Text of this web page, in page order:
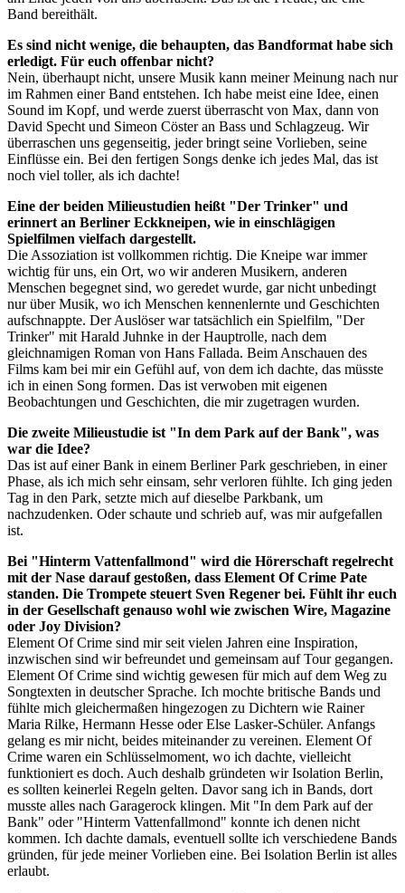
Band bereithält.
Es sind nicht wenige, die behaupten, das Bandformat habe sich
erledigt. Für euch offenbar nicht?
Nein, überhaupt nicht, unsere Musik kann meiner Meinung nach nur
im Rahmen einer Band entstehen. Ich habe meist eine Idee, einen
Sound im Kopf, und werde zuerst überrascht von Max, dann von
David Specht und Simeon Cöster an Bass und Schlagzeug. Wir
überraschen uns gegenseitig, jeder bringt seine Vorlieben, seine
Einflüsse ein. Bei den fertigen Songs denke ich jedes Mal, das ist
noch viel toller, als ich dachte!
Eine der beiden Milieustudien heißt "Der Trinker" und
erinnert an Berliner Eckkneipen, wie in einschlägigen
Spielfilmen vielfach dargestellt.
Die Assoziation ist vollkommen richtig. Die Kneipe war immer
wichtig für uns, ein Ort, wo wir anderen Musikern, anderen
Menschen begegnet sind, wo geredet wurde, gar nicht unbedingt
nur über Musik, wo ich Menschen kennenlernte und Geschichten
aufschnappte. Der Auslöser war tatsächlich ein Spielfilm, "Der
Trinker" mit Harald Juhnke in der Hauptrolle, nach dem
gleichnamigen Roman von Hans Fallada. Beim Anschauen des
Films kam bei mir ein Gefühl auf, von dem ich dachte, das müsste
ich in einen Song formen. Das ist verwoben mit eigenen
Beobachtungen und Geschichten, die mir zugetragen wurden.
Die zweite Milieustudie ist "In dem Park auf der Bank", was
war die Idee?
Das ist auf einer Bank in einem Berliner Park geschrieben, in einer
Phase, als ich mich sehr einsam, sehr verloren fühlte. Ich ging jeden
Tag in den Park, setzte mich auf dieselbe Parkbank, um
nachzudenken. Oder schaute und schrieb auf, was mir aufgefallen
ist.
Bei "Hinterm Vattenfallmond" wird die Hörerschaft regelrecht
mit der Nase darauf gestoßen, dass Element Of Crime Pate
standen. Die Trompete steuert Sven Regener bei. Fühlt ihr euch
in der Gesellschaft genauso wohl wie zwischen Wire, Magazine
oder Joy Division?
Element Of Crime sind mir seit vielen Jahren eine Inspiration,
inzwischen sind wir befreundet und gemeinsam auf Tour gegangen.
Element Of Crime sind wichtig gewesen für mich auf dem Weg zu
Songtexten in deutscher Sprache. Ich mochte britische Bands und
fühlte mich gleichermaßen hingezogen zu Dichtern wie Rainer
Maria Rilke, Hermann Hesse oder Else Lasker-Schüler. Anfangs
gelang es mir nicht, beides miteinander zu vereinen. Element Of
Crime waren ein Schlüsselmoment, wo ich dachte, vielleicht
funktioniert es doch. Auch deshalb gründeten wir Isolation Berlin,
es sollten keinerlei Regeln gelten. Davor sang ich in Bands, dort
musste alles nach Garagerock klingen. Mit "In dem Park auf der
Bank" oder "Hinterm Vattenfallmond" konnte ich denen nicht
kommen. Ich dachte damals, eventuell sollte ich verschiedene Bands
gründen, für jede meiner Vorlieben eine. Bei Isolation Berlin ist alles
erlaubt.